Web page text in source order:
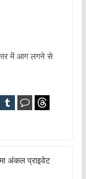
में आग लगने से
अंकल प्राइवेट